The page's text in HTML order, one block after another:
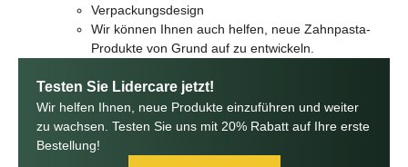
Verpackungsdesign
Wir können Ihnen auch helfen, neue Zahnpasta-
Produkte von Grund auf zu entwickeln.
Testen Sie Lidercare jetzt!
Wir helfen Ihnen, neue Produkte einzuführen und weiter
zu wachsen. Testen Sie uns mit 20% Rabatt auf Ihre erste
Bestellung!